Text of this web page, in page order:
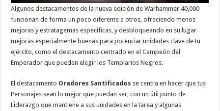
Algunos destacamentos de la nueva edición de Warhammer 40,000
funcionan de forma un poco diferente a otros, ofreciendo menos
mejoras y estratagemas específicas, y desbloqueando en su lugar
mejoras especialmente buenas para potenciar unidades clave de tu
ejército, como el destacamento centrado en el Campeón del
Emperador que pueden elegir los Templarios Negros.
El destacamento Oradores Santificados se centra en hacer que tus
Personajes sean lo mejor que puedan ser, con un útil punto de
Liderazgo que mantiene a sus unidades en la tarea y algunas